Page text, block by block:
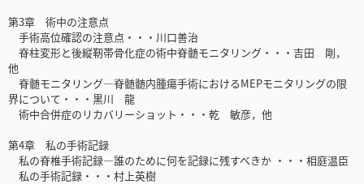
第3章 術中の注意点
手術高位確認の注意点・・・川口善治
脊柱変形と後縦靭帯骨化症の術中脊髄モニタリング・・・吉田 剛，
他
脊髄モニタリング―脊髄髄内腫瘍手術におけるMEPモニタリングの限
界について・・・黒川 龍
術中合併症のリカバリーショット・・・乾 敏彦，他
第4章 私の手術記録
私の脊椎手術記録―誰のために何を記録に残すべきか ・・・相庭温臣
私の手術記録・・・村上英樹